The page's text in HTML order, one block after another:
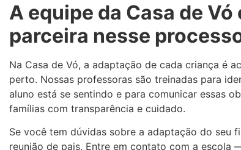
A equipe da Casa de Vó
parceira nesse
Na Casa de Vó, a adaptação de cada criança é
perto. Nossas professoras são treinadas para
aluno está se sentindo e para comunicar essas
famílias com transparência e cuidado.
Se você tem dúvidas sobre a adaptação do seu
reunião de pais. Entre em contato com a escola